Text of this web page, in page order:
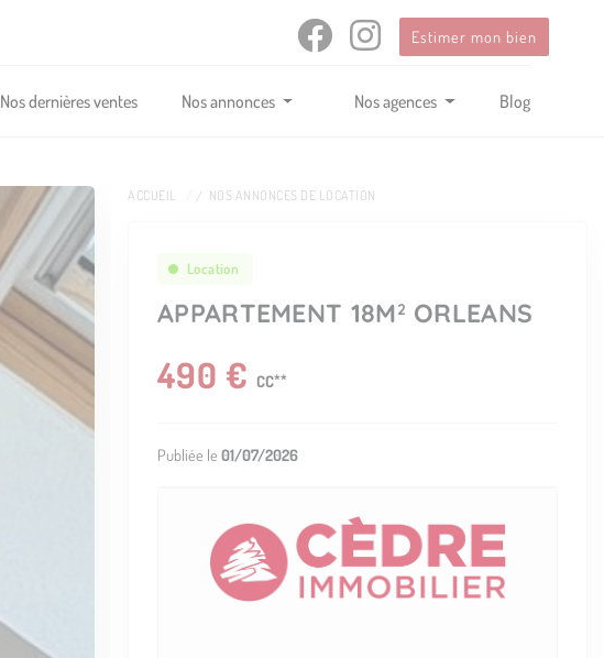
Estimer mon bien
Nos dernières ventes Nos annonces Nos agences Blog
ACCUEIL NOS ANNONCES DE LOCATION
APPARTEMENT 18M2 ORLEANS
Location
490 € CC**
Publiée le 01/07/2026